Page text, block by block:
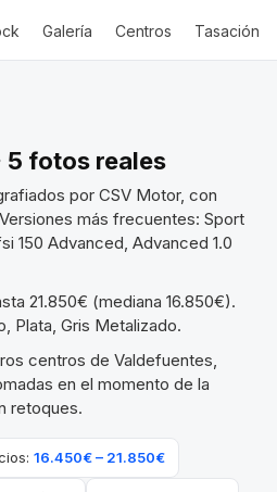
Galería Centros Tasación
5 fotos reales
por CSV Motor, con
más frecuentes: Sport
150 Advanced, Advanced 1.0
21.850€ (mediana 16.850€).
Plata, Gris Metalizado.
centros de Valdefuentes,
en el momento de la
retoques.
16.450€ – 21.850€